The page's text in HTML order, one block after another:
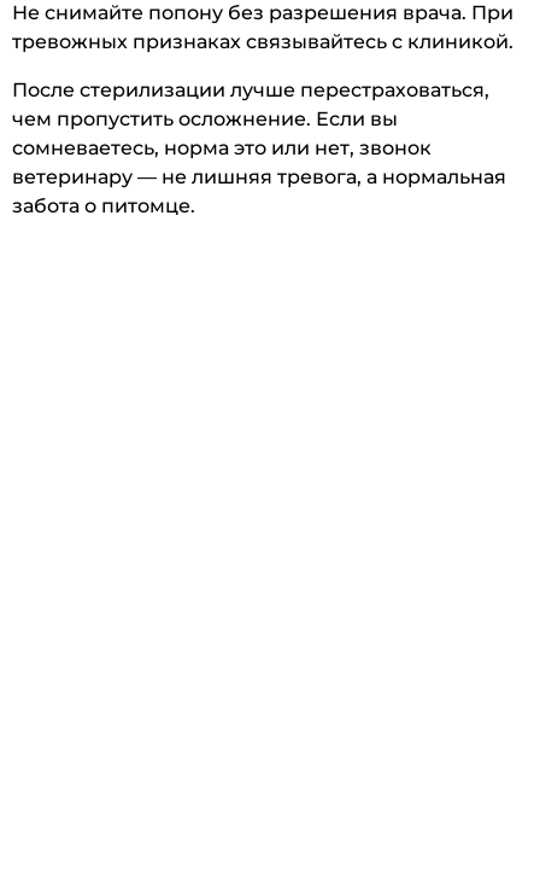
Не снимайте попону без разрешения врача. При
тревожных признаках связывайтесь с клиникой.
После стерилизации лучше перестраховаться,
чем пропустить осложнение. Если вы
сомневаетесь, норма это или нет, звонок
ветеринару — не лишняя тревога, а нормальная
забота о питомце.